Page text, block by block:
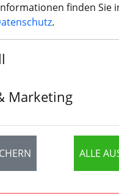
finden Sie
.
Marketing
ALLE